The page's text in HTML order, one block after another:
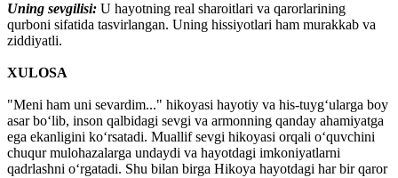
Uning sevgilisi: U hayotning real sharoitlari va qarorlarining
qurboni sifatida tasvirlangan. Uning hissiyotlari ham murakkab va
ziddiyatli.
XULOSA
"Meni ham uni sevardim..." hikoyasi hayotiy va his-tuyg‘ularga boy
asar bo‘lib, inson qalbidagi sevgi va armonning qanday ahamiyatga
ega ekanligini ko‘rsatadi. Muallif sevgi hikoyasi orqali o‘quvchini
chuqur mulohazalarga undaydi va hayotdagi imkoniyatlarni
qadrlashni o‘rgatadi. Shu bilan birga Hikoya hayotdagi har bir qaror